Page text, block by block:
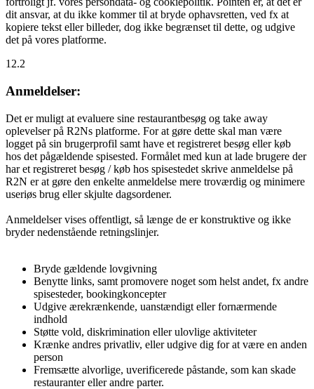
dit ansvar, at du ikke kommer til at bryde ophavsretten, ved fx at
kopiere tekst eller billeder, dog ikke begrænset til dette, og udgive
det på vores platforme.
12.2
Anmeldelser:
Det er muligt at evaluere sine restaurantbesøg og take away
oplevelser på R2Ns platforme. For at gøre dette skal man være
logget på sin brugerprofil samt have et registreret besøg eller køb
hos det pågældende spisested. Formålet med kun at lade brugere der
har et registreret besøg / køb hos spisestedet skrive anmeldelse på
R2N er at gøre den enkelte anmeldelse mere troværdig og minimere
useriøs brug eller skjulte dagsordener.
Anmeldelser vises offentligt, så længe de er konstruktive og ikke
bryder nedenstående retningslinjer.
Bryde gældende lovgivning
Benytte links, samt promovere noget som helst andet, fx andre
spisesteder, bookingkoncepter
Udgive ærekrænkende, uanstændigt eller fornærmende
indhold
Støtte vold, diskrimination eller ulovlige aktiviteter
Krænke andres privatliv, eller udgive dig for at være en anden
person
Fremsætte alvorlige, uverificerede påstande, som kan skade
restauranter eller andre parter.